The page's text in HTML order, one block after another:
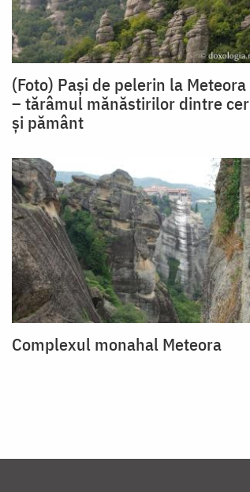
(Foto) Pași de pelerin la Meteora
– tărâmul mănăstirilor dintre cer
și pământ
Complexul monahal Meteora